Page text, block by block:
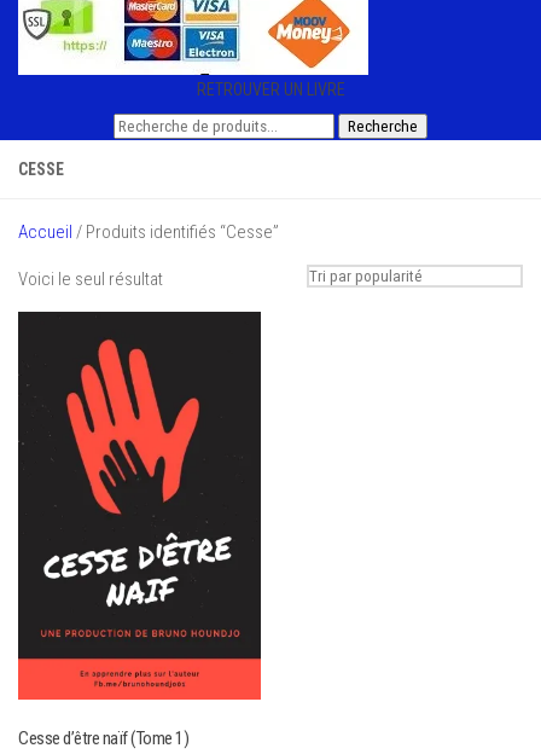
RETROUVER UN LIVRE
Recherche
Recherche
CESSE
Accueil / Produits identifiés “Cesse”
Voici le seul résultat
Cesse d’être naïf (Tome 1)